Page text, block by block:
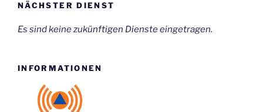
NÄCHSTER DIENST
Es sind keine zukünftigen Dienste eingetragen.
INFORMATIONEN